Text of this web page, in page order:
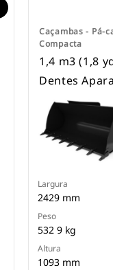
Caçambas - Pá-
Compacta
1,4 m3 (1,8
Dentes
Largura
2429 mm
Peso
532 9 kg
Altura
1093 mm